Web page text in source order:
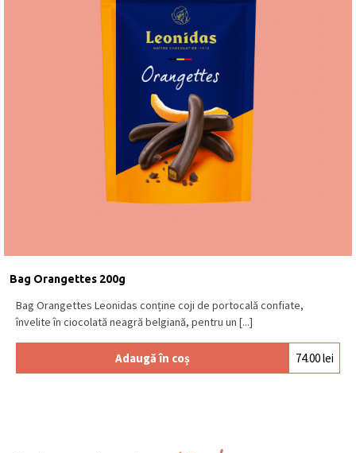
Bag Orangettes 200g
Bag Orangettes Leonidas conține coji de portocală confiate,
învelite în ciocolată neagră belgiană, pentru un [...]
Adaugă în coș 74.00lei